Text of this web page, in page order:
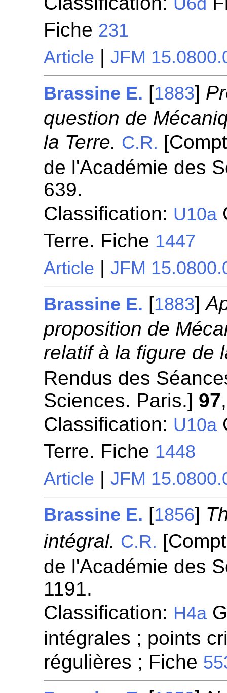
Fiche 231
Article |JFM
Brassine E. [1883]
question de
la Terre. C.R.
de l'Académie des
639.
Classification: U10a
Terre. Fiche 1447
Article |JFM
Brassine E. [1883]
proposition de
relatif à la figure de
Rendus des
Sciences. Paris.] 97
Classification: U10a
Terre. Fiche 1448
Article |JFM
Brassine E. [1856]
intégral. C.R.
de l'Académie des
1191.
Classification: H4a
intégrales ; points
régulières ; Fiche